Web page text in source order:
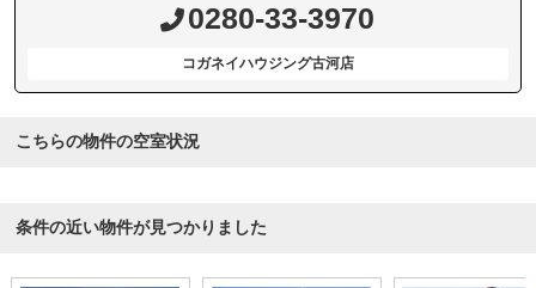
0280-33-3970
コガネイハウジング古河店
こちらの物件の空室状況
条件の近い物件が見つかりました